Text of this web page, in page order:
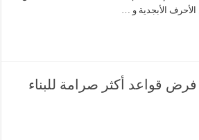
الأحرف الأبجدية و …
فرض قواعد أكثر صرامة للبناء